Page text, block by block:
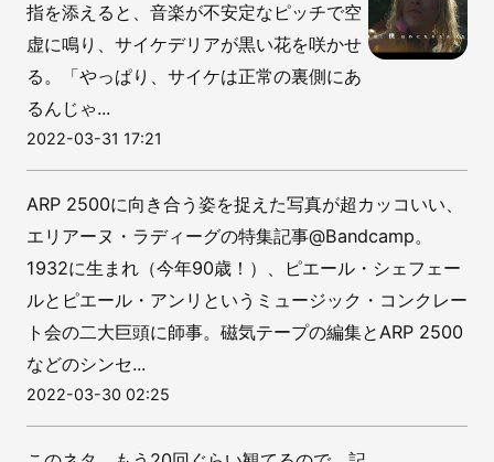
指を添えると、音楽が不安定なピッチで空
虚に鳴り、サイケデリアが黒い花を咲かせ
る。「やっぱり、サイケは正常の裏側にあ
るんじゃ...
2022-03-31 17:21
ARP 2500に向き合う姿を捉えた写真が超カッコいい、
エリアーヌ・ラディーグの特集記事@Bandcamp。
1932に生まれ（今年90歳！）、ピエール・シェフェー
ルとピエール・アンリというミュージック・コンクレー
ト会の二大巨頭に師事。磁気テープの編集とARP 2500
などのシンセ...
2022-03-30 02:25